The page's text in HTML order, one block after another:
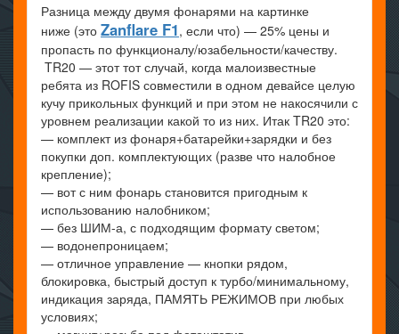
Разница между двумя фонарями на картинке
ниже (это Zanflare F1, если что) — 25% цены и
пропасть по функционалу/юзабельности/качеству.
TR20 — этот тот случай, когда малоизвестные
ребята из ROFIS совместили в одном девайсе целую
кучу прикольных функций и при этом не накосячили с
уровнем реализации какой то из них. Итак TR20 это:
— комплект из фонаря+батарейки+зарядки и без
покупки доп. комплектующих (разве что налобное
крепление);
— вот с ним фонарь становится пригодным к
использованию налобником;
— без ШИМ-а, с подходящим формату светом;
— водонепроницаем;
— отличное управление — кнопки рядом,
блокировка, быстрый доступ к турбо/минимальному,
индикация заряда, ПАМЯТЬ РЕЖИМОВ при любых
условиях;